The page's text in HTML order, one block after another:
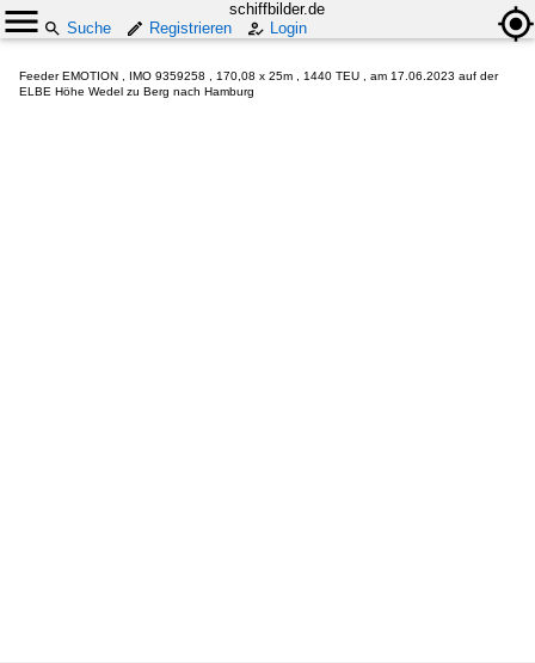
schiffbilder.de
Suche
Registrieren Login
Feeder EMOTION , IMO 9359258 , 170,08 x 25m , 1440 TEU , am 17.06.2023 auf der
ELBE Höhe Wedel zu Berg nach Hamburg